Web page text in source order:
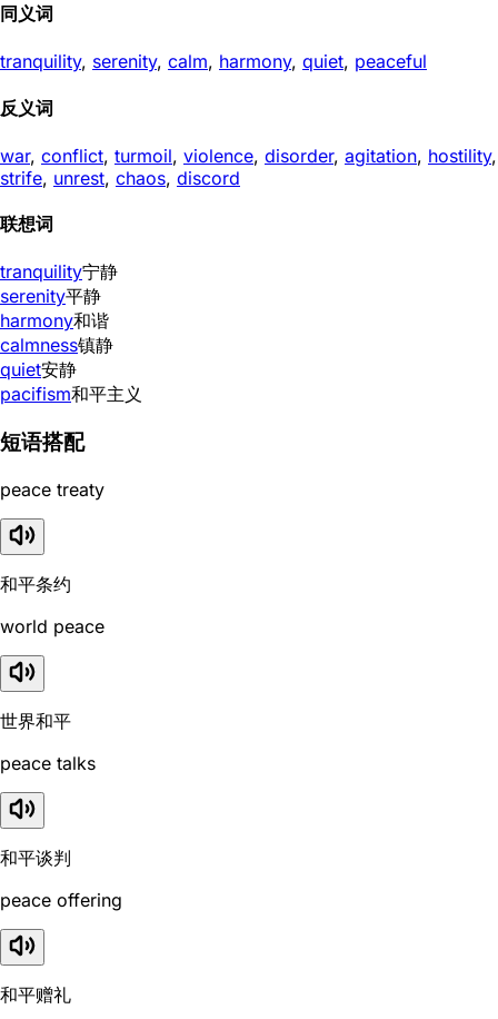
同义词
tranquility, serenity, calm, harmony, quiet, peaceful
反义词
war, conflict, turmoil, violence, disorder, agitation, hostility,
strife, unrest, chaos, discord
联想词
tranquility宁静
serenity平静
harmony和谐
calmness镇静
quiet安静
pacifism和平主义
短语搭配
peace treaty
和平条约
world peace
世界和平
peace talks
和平谈判
peace offering
和平赠礼